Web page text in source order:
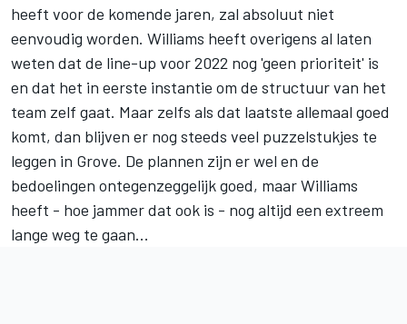
heeft voor de komende jaren, zal absoluut niet
eenvoudig worden. Williams heeft overigens al laten
weten dat de line-up voor 2022 nog 'geen prioriteit' is
en dat het in eerste instantie om de structuur van het
team zelf gaat. Maar zelfs als dat laatste allemaal goed
komt, dan blijven er nog steeds veel puzzelstukjes te
leggen in Grove. De plannen zijn er wel en de
bedoelingen ontegenzeggelijk goed, maar Williams
heeft - hoe jammer dat ook is - nog altijd een extreem
lange weg te gaan...